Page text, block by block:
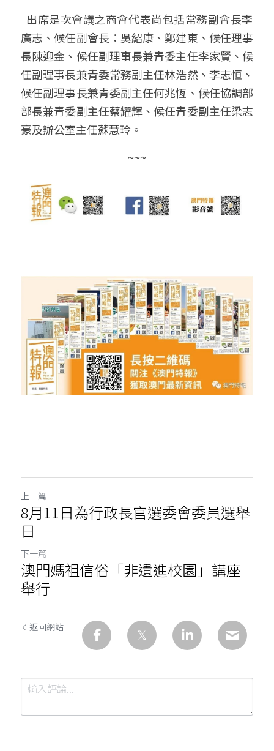
廣志、候任副會長：吳紹康、鄭建東、候任理事
長陳迎金、候任副理事長兼青委主任李家賢、候
任副理事長兼青委常務副主任林浩然、李志恒、
候任副理事長兼青委副主任何兆恆、候任協調部
部長兼青委副主任蔡耀輝、候任青委副主任梁志
豪及辦公室主任蘇慧玲。
~~~
上一篇
8月11日為行政長官選委會委員選舉
日
下一篇
澳門媽祖信俗「非遺進校園」講座
舉行
返回網站